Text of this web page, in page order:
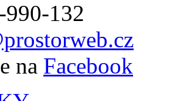
132
na Facebook